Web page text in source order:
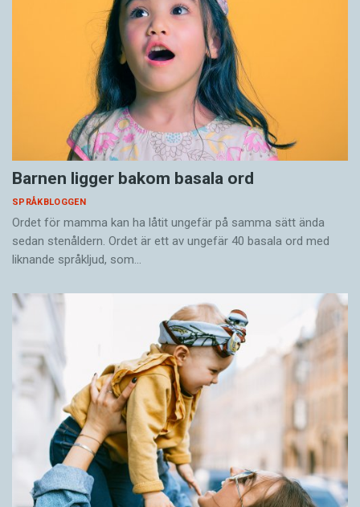
Barnen ligger bakom basala ord
SPRÅKBLOGGEN
Ordet för mamma kan ha låtit ungefär på samma sätt ända
sedan stenåldern. Ordet är ett av ungefär 40 basala ord med
liknande språkljud, som…